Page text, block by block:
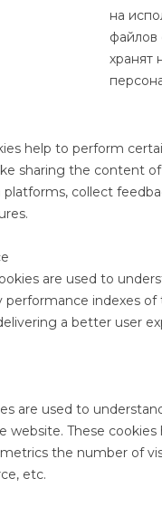
на
файлов
хранят
help to perform
sharing the content
platforms, collect
are used to
performance indexes
a better user
are used to
website. These cookies
the number of
etc.